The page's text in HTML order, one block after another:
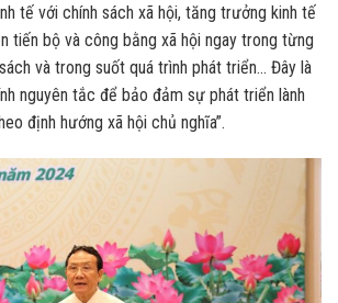
tế với chính sách xã hội, tăng trưởng kinh tế
tiến bộ và công bằng xã hội ngay trong từng
và trong suốt quá trình phát triển… Đây là
nguyên tắc để bảo đảm sự phát triển lành
định hướng xã hội chủ nghĩa”.